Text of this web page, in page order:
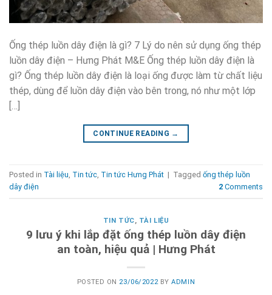
Ống thép luồn dây điện là gì? 7 Lý do nên sử dụng ống thép
luồn dây điện – Hưng Phát M&E Ống thép luồn dây điện là
gì? Ống thép luồn dây điện là loại ống được làm từ chất liệu
thép, dùng để luồn dây điện vào bên trong, nó như một lớp
[…]
CONTINUE READING →
Posted in Tài liệu, Tin tức, Tin tức Hưng Phát | Tagged ống thép luồn
dây điện
2 Comments
TIN TỨC, TÀI LIỆU
9 lưu ý khi lắp đặt ống thép luồn dây điện
an toàn, hiệu quả | Hưng Phát
POSTED ON 23/06/2022 BYADMIN